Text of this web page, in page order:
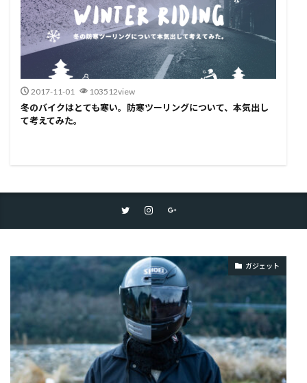
2017-11-01 103512view
冬のバイクはとても寒い。防寒ツーリングについて、本気出し
て考えてみた。
ガジェット